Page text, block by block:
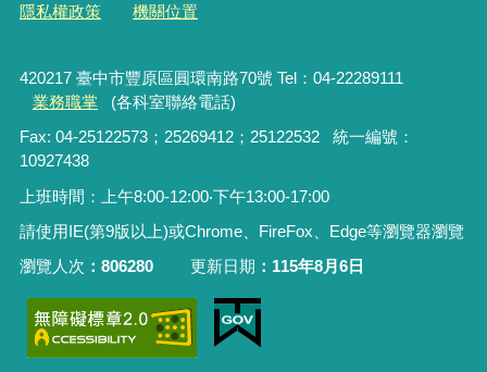
隱私權政策 機關位置
420217 臺中市豐原區圓環南路70號 Tel：04-22289111
業務職掌
(各科室聯絡電話)
Fax: 04-25122573；25269412；25122532 統一編號：
10927438
上班時間：上午8:00-12:00‧下午13:00-17:00
請使用IE(第9版以上)或Chrome、FireFox、Edge等瀏覽器瀏覽
瀏覽人次
806280 更新日期 115年8月6日